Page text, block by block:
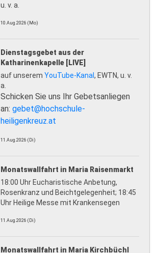
u. v. a.
10.Aug.2026 (Mo)
Dienstagsgebet aus der
Katharinenkapelle [LIVE]
auf unserem YouTube-Kanal, EWTN, u. v.
a.
Schicken Sie uns Ihr Gebetsanliegen
an: gebet@hochschule-
heiligenkreuz.at
11.Aug.2026 (Di)
Monatswallfahrt in Maria Raisenmarkt
18:00 Uhr Eucharistische Anbetung,
Rosenkranz und Beichtgelegenheit; 18:45
Uhr Heilige Messe mit Krankensegen
11.Aug.2026 (Di)
Monatswallfahrt in Maria Kirchbüchl